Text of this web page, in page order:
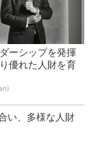
ーシップを発揮
優れた人財を育
い、多様な人財